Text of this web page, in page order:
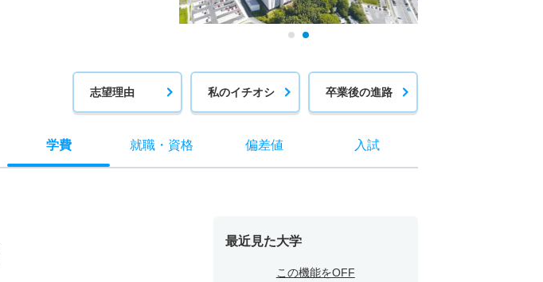
志望理由 私のイチオシ 卒業後の進路
学費 就職・ 資格 偏差値 入試
最近見た大学
この機能をOFF